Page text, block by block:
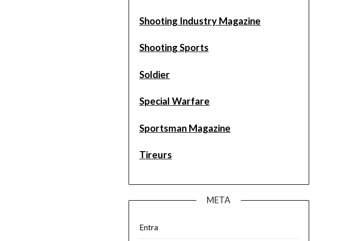
Shooting Industry Magazine
Shooting Sports
Soldier
Special Warfare
Sportsman Magazine
Tireurs
META
Entra